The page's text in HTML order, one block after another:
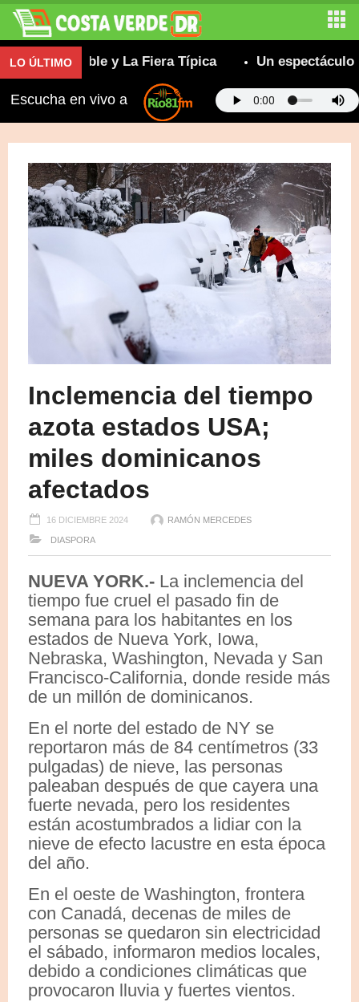
LO ÚLTIMO
Insuperable y La Fiera Típica Un espectáculo
Escucha en vivo a
Inclemencia del tiempo
azota estados USA;
miles dominicanos
afectados
16 DICIEMBRE 2024 RAMÓN MERCEDES
DIASPORA
NUEVA YORK.- La inclemencia del
tiempo fue cruel el pasado fin de
semana para los habitantes en los
estados de Nueva York, Iowa,
Nebraska, Washington, Nevada y San
Francisco-California, donde reside más
de un millón de dominicanos.
En el norte del estado de NY se
reportaron más de 84 centímetros (33
pulgadas) de nieve, las personas
paleaban después de que cayera una
fuerte nevada, pero los residentes
están acostumbrados a lidiar con la
nieve de efecto lacustre en esta época
del año.
En el oeste de Washington, frontera
con Canadá, decenas de miles de
personas se quedaron sin electricidad
el sábado, informaron medios locales,
debido a condiciones climáticas que
provocaron lluvia y fuertes vientos.